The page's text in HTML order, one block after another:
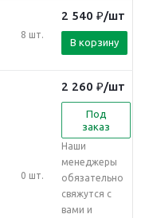
8 шт.
2 540 ₽/шт
В корзину
0 шт.
2 260 ₽/шт
Под
заказ
Наши
менеджеры
обязательно
свяжутся с
вами и